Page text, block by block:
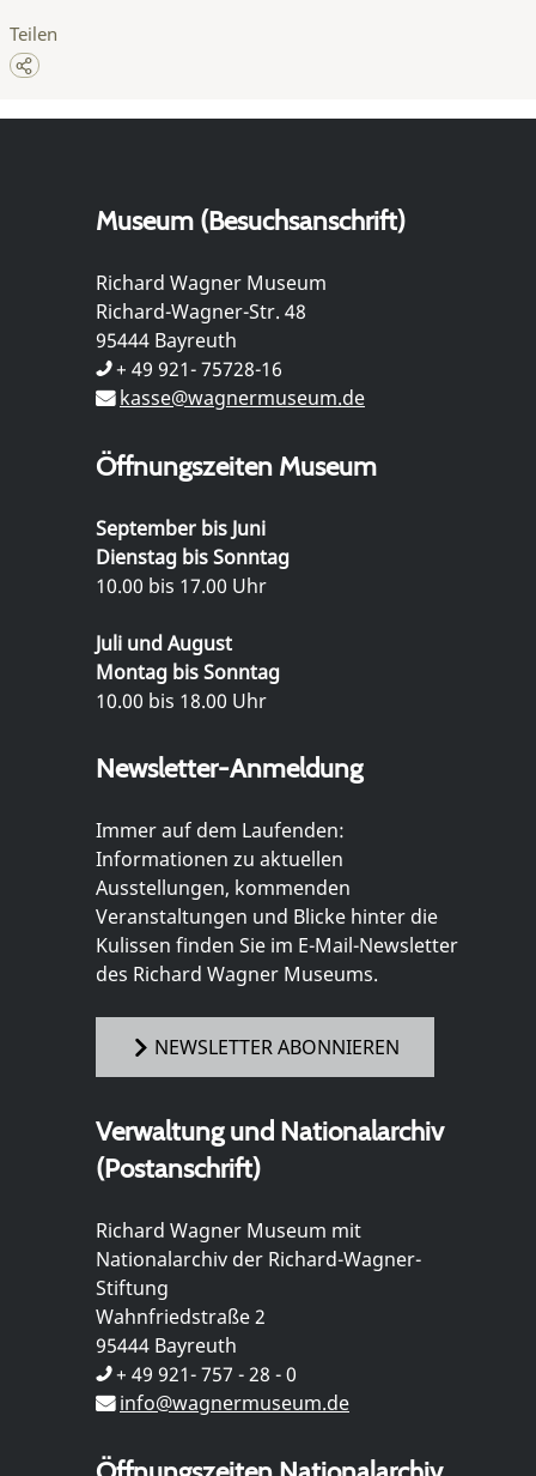
Teilen
Museum (Besuchsanschrift)
Richard Wagner Museum
Richard-Wagner-Str. 48
95444 Bayreuth
+ 49 921- 75728-16
kasse@wagnermuseum.de
Öffnungszeiten Museum
September bis Juni
Dienstag bis Sonntag
10.00 bis 17.00 Uhr
Juli und August
Montag bis Sonntag
10.00 bis 18.00 Uhr
Newsletter-Anmeldung
Immer auf dem Laufenden:
Informationen zu aktuellen
Ausstellungen, kommenden
Veranstaltungen und Blicke hinter die
Kulissen finden Sie im E-Mail-Newsletter
des Richard Wagner Museums.
NEWSLETTER ABONNIEREN
Verwaltung und Nationalarchiv
(Postanschrift)
Richard Wagner Museum mit
Nationalarchiv der Richard-Wagner-
Stiftung
Wahnfriedstraße 2
95444 Bayreuth
+ 49 921- 757 - 28 - 0
info@wagnermuseum.de